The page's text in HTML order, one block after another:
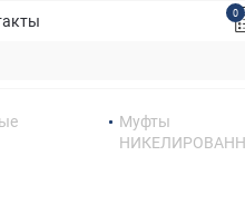
0
Муфты